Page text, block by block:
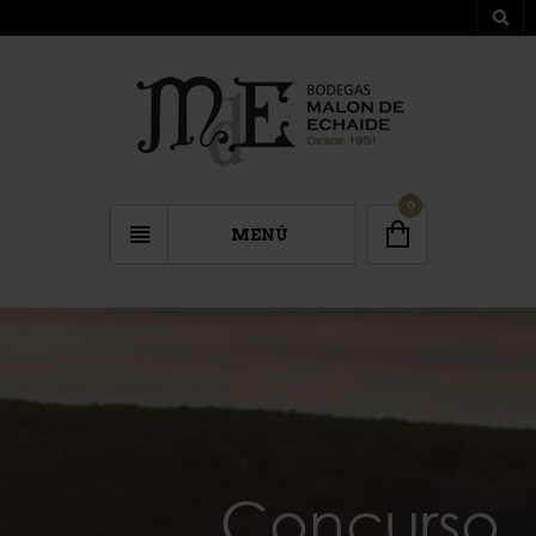
MENÚ
0